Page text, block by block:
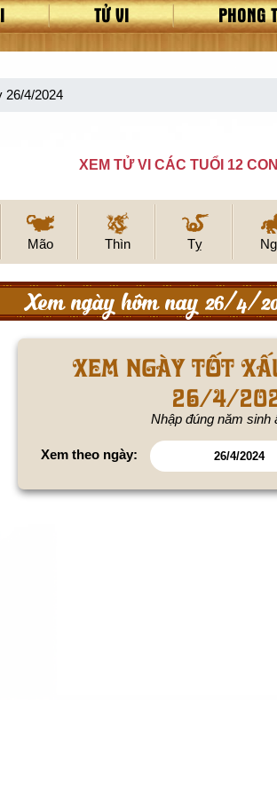
TỬ VI PHONG
26/4/2024
XEM TỬ VI CÁC TUỔI 12
Mão Thìn Tỵ
Xem ngày hôm nay 26/4/
Xem ngày tốt
26/4/
Nhập đúng năm sinh
Xem theo ngày: